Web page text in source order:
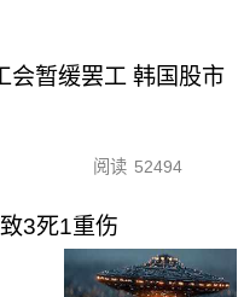
会暂缓罢工 韩国股市
阅读 52494
3死1重伤